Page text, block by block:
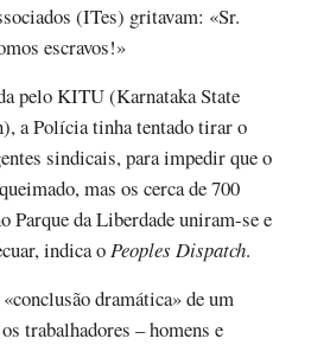
(ITes) gritavam: «Sr.
escravos!»
pelo KITU (Karnataka State
a Polícia tinha tentado tirar o
sindicais, para impedir que o
mas os cerca de 700
Parque da Liberdade uniram-se e
indica oPeoples Dispatch.
dramática» de um
trabalhadores – homens e